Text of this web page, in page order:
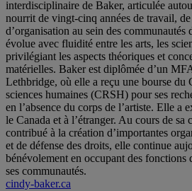
interdisciplinaire de Baker, articulée
nourrit de vingt-cinq années de travail,
d’organisation au sein des
évolue avec fluidité entre les arts, les
privilégiant les aspects théoriques et
matérielles. Baker est diplômée d’un
Lethbridge, où elle a reçu une bourse du
sciences humaines (CRSH) pour ses
en l’absence du corps de l’artiste. Elle a
le Canada et à l’étranger. Au cours de
contribué à la création d’importantes
et de défense des droits, elle continue
bénévolement en occupant des fonctions
ses communautés.
cindy-baker.ca